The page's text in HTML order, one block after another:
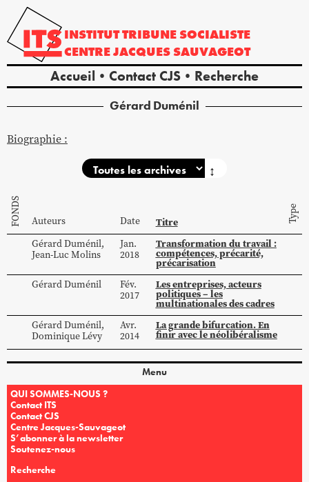
INSTITUTTRIBUNE SOCIALISTE
CENTREJACQUES SAUVAGEOT
Accueil Contact CJS Recherche
Gérard Duménil
Biographie :
↕
FONDS Auteurs Date Titre Type
GérardDuménil,
Jean-LucMolins
Jan.
2018
Transformation du travail :
compétences, précarité,
précarisation
GérardDuménil
Fév.
2017
Les entreprises, acteurs
politiques – les
multinationales des cadres
GérardDuménil,
DominiqueLévy
Avr.
2014
La grande bifurcation. En
finir avec le néolibéralisme
Menu
QUI SOMMES-NOUS ?
Contact ITS
Contact CJS
Centre Jacques-Sauvageot
S’abonner à la newsletter
Soutenez-nous
Recherche